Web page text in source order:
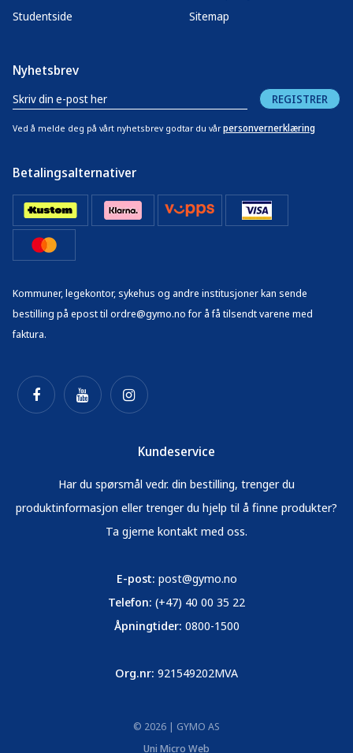
Studentside
Sitemap
Nyhetsbrev
REGISTRER
Ved å melde deg på vårt nyhetsbrev godtar du vår personvernerklæring
Betalingsalternativer
Kommuner, legekontor, sykehus og andre institusjoner kan sende
bestilling på epost til ordre@gymo.no for å få tilsendt varene med
faktura.
Kundeservice
Har du spørsmål vedr. din bestilling, trenger du
produktinformasjon eller trenger du hjelp til å finne produkter?
Ta gjerne kontakt med oss.
E-post: post@gymo.no
Telefon: (+47) 40 00 35 22
Åpningtider: 0800-1500
Org.nr: 921549202MVA
© 2026 | GYMO AS
Uni Micro Web